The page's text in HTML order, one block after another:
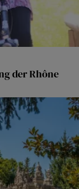
der Rhône